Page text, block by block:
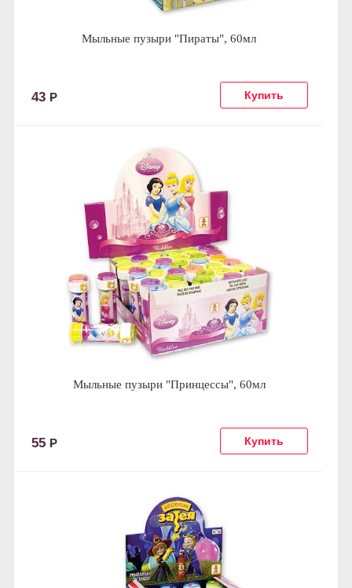
Мыльные пузыри "Пираты", 60мл
43 Р
Мыльные пузыри "Принцессы", 60мл
55 Р